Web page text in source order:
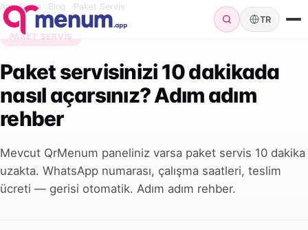
TR
Ana Sayfa Blog Paket Servis
PAKET SERVIS
Paket servisinizi 10 dakikada
nasıl açarsınız? Adım adım
rehber
Mevcut QrMenum paneliniz varsa paket servis 10 dakika
uzakta. WhatsApp numarası, çalışma saatleri, teslim
ücreti — gerisi otomatik. Adım adım rehber.